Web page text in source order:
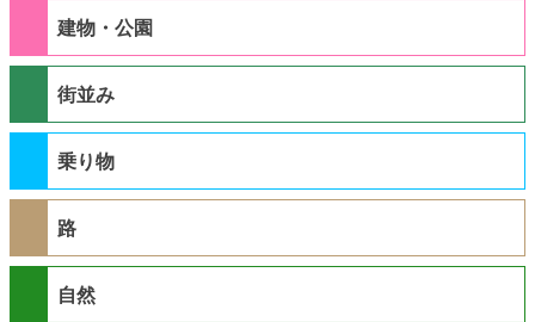
建物・公園
街並み
乗り物
路
自然